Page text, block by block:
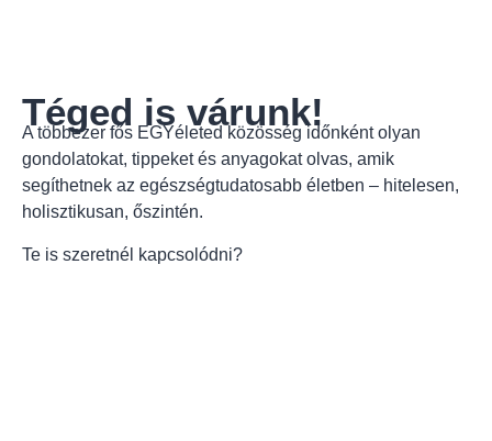
Téged is várunk!
A többezer fős EGYéleted közösség időnként olyan
gondolatokat, tippeket és anyagokat olvas, amik
segíthetnek az egészségtudatosabb életben – hitelesen,
holisztikusan, őszintén.
Te is szeretnél kapcsolódni?